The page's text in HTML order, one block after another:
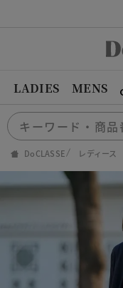
LADIES MENS
DoCLASSE レディース